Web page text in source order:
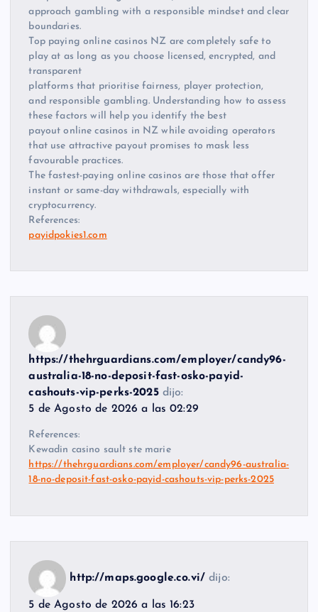
approach gambling with a responsible mindset and clear
boundaries.
Top paying online casinos NZ are completely safe to
play at as long as you choose licensed, encrypted, and
transparent
platforms that prioritise fairness, player protection,
and responsible gambling. Understanding how to assess
these factors will help you identify the best
payout online casinos in NZ while avoiding operators
that use attractive payout promises to mask less
favourable practices.
The fastest-paying online casinos are those that offer
instant or same-day withdrawals, especially with
cryptocurrency.
References:
payidpokies1.com
https://thehrguardians.com/employer/candy96-
australia-18-no-deposit-fast-osko-payid-
cashouts-vip-perks-2025 dijo:
5 de Agosto de 2026 a las 02:29
References:
Kewadin casino sault ste marie
https://thehrguardians.com/employer/candy96-australia-
18-no-deposit-fast-osko-payid-cashouts-vip-perks-2025
http://maps.google.co.vi/ dijo:
5 de Agosto de 2026 a las 16:23